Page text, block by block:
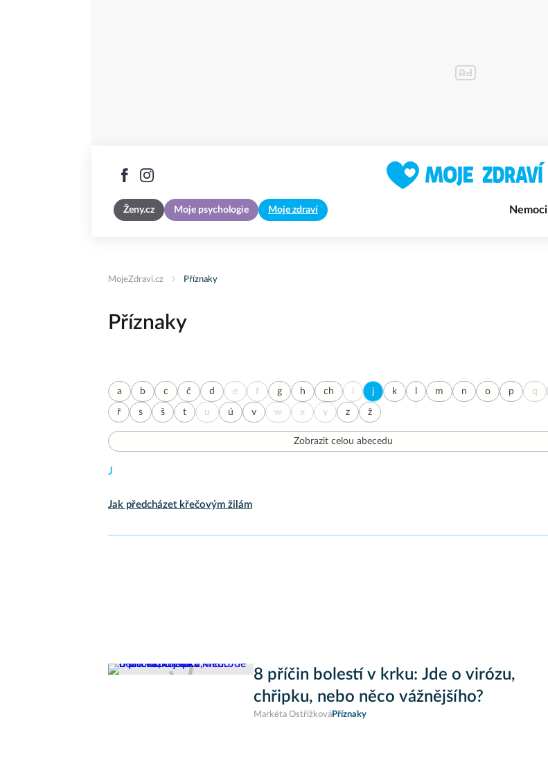
Ženy.cz Moje psychologie Moje zdraví Nemoci
MojeZdravi.cz Příznaky
Příznaky
a b c č d e f g h ch i j k m n o p q
ř s š t u ú v w x y z ž
Zobrazit celou abecedu
J
Jak předcházet křečovým žilám
8 příčin bolestí v krku: Jde o virózu,
chřipku, nebo něco vážnějšího?
Markéta OstřížkováPříznaky